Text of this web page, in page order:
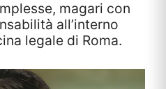
magari con
all’interno
legale di Roma.